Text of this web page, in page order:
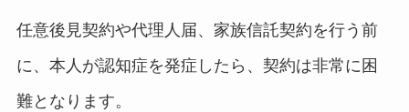
任意後見契約や代理人届、家族信託契約を行う前
に、本人が認知症を発症したら、契約は非常に困
難となります。